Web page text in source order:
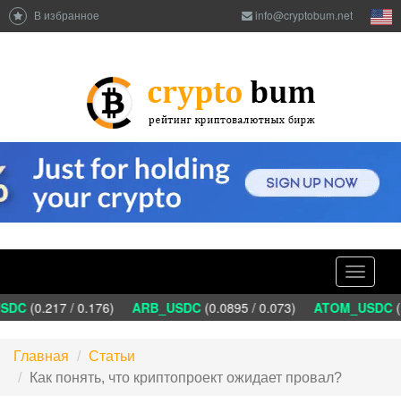
В избранное info@cryptobum.net
Toggle
(0.217 / 0.176) ARB_USDC(0.0895 / 0.073) ATOM_USDC
Главная
Статьи
Как понять, что криптопроект ожидает провал?